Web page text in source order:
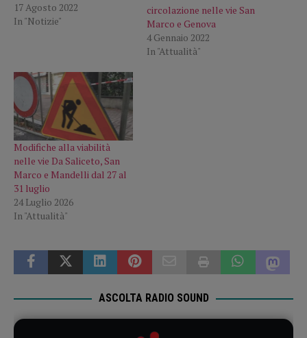
17 Agosto 2022
In "Notizie"
circolazione nelle vie San
Marco e Genova
4 Gennaio 2022
In "Attualità"
Modifiche alla viabilità
nelle vie Da Saliceto, San
Marco e Mandelli dal 27 al
31 luglio
24 Luglio 2026
In "Attualità"
ASCOLTA RADIO SOUND